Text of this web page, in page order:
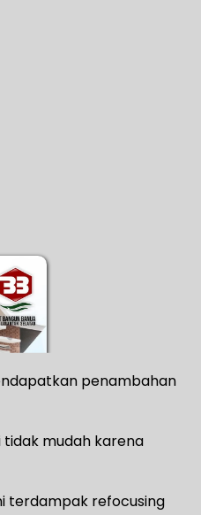
penambahan
mudah karena
terdampak refocusing